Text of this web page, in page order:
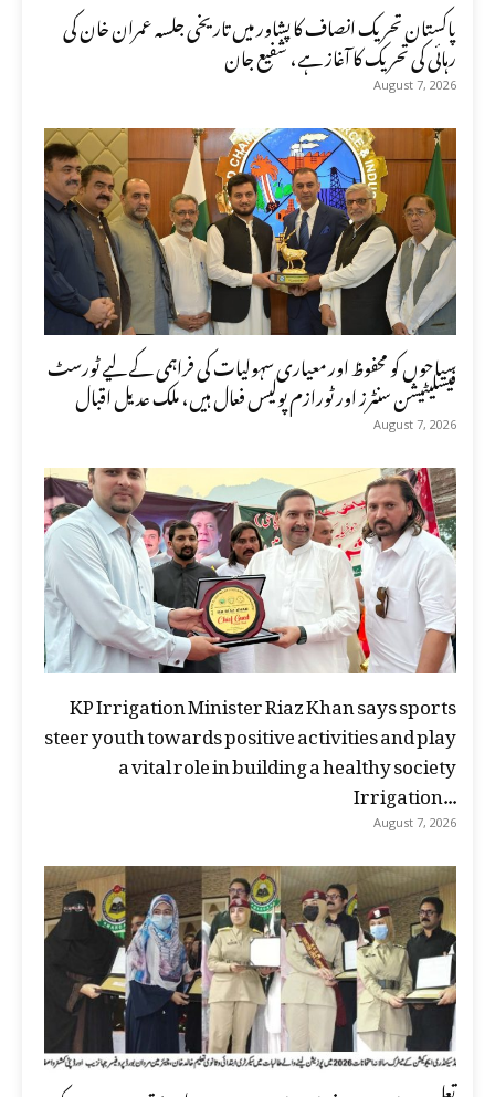
پاکستان تحریک انصاف کا پشاور میں تاریخی جلسہ عمران خان کی
رہائی کی تحریک کا آغاز ہے، شفیع جان
August 7, 2026
سیاحوں کو محفوظ اور معیاری سہولیات کی فراہمی کے لیے ٹورسٹ
فیسلیٹیشن سنٹرز اور ٹورازم پولیس فعال ہیں، ملک عدیل اقبال
August 7, 2026
KP Irrigation Minister Riaz Khan says sports
steer youth towards positive activities and play
a vital role in building a healthy society
Irrigation...
August 7, 2026